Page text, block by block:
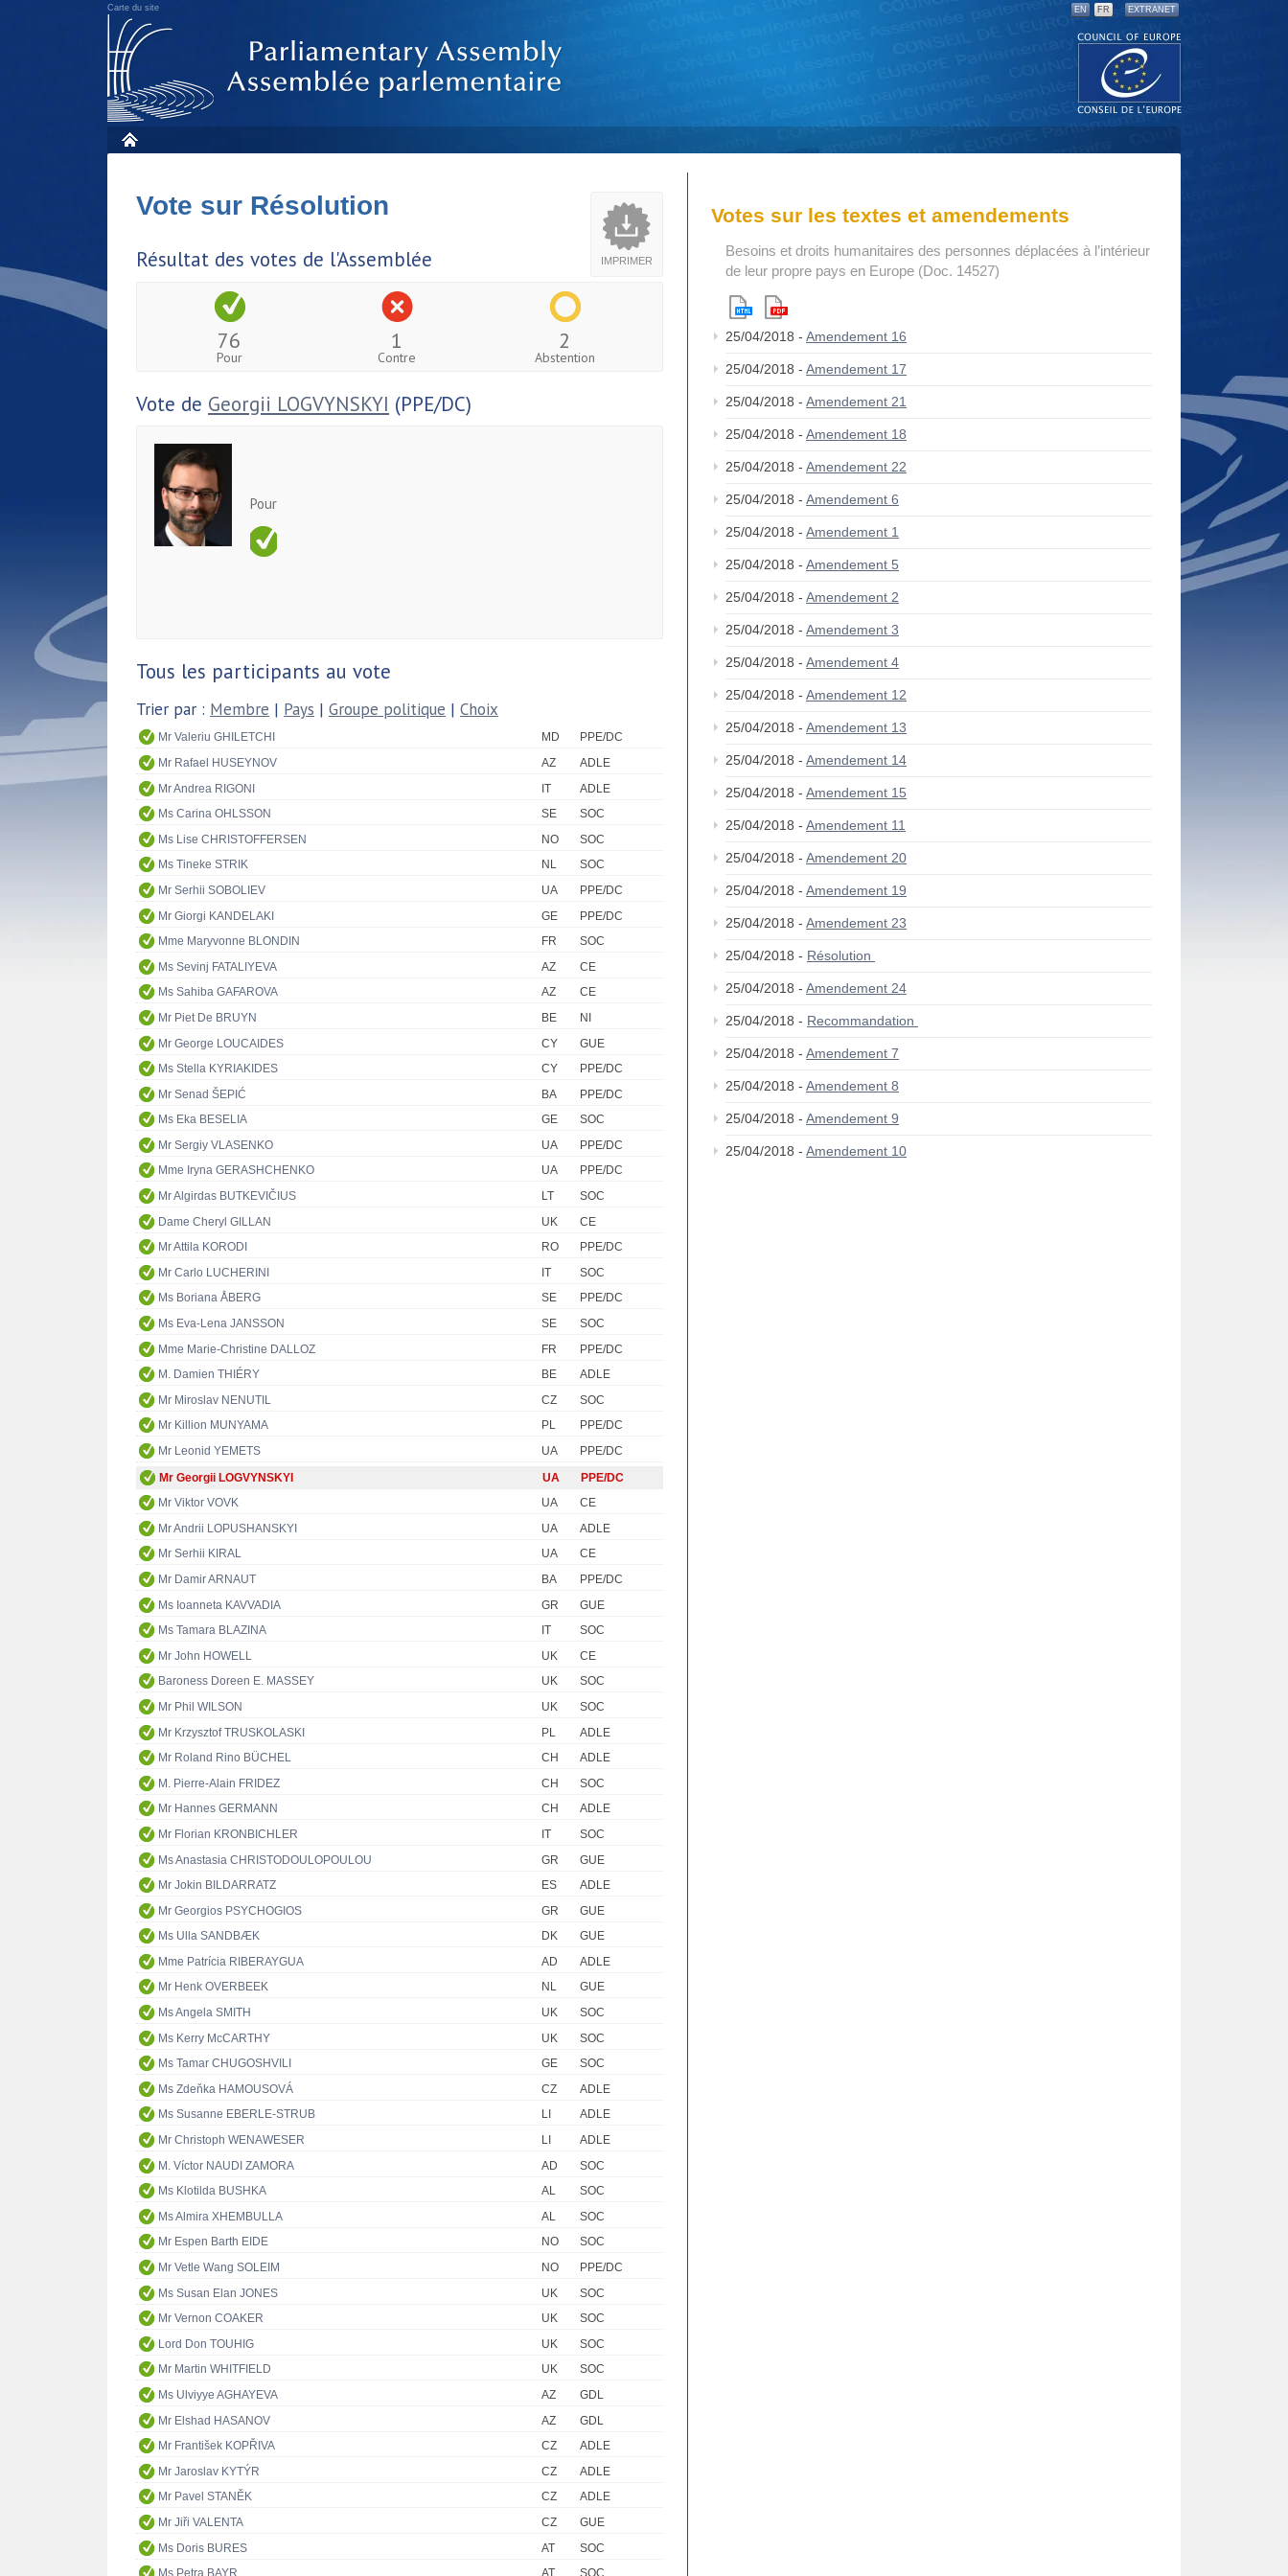
Carte du site EN FR EXTRANET
IMPRIMER
Vote sur Résolution
Résultat des votes de l'Assemblée
76
Pour
1
Contre
2
Abstention
Vote de Georgii LOGVYNSKYI (PPE/DC)
Pour
Tous les participants au vote
Trier par : Membre | Pays | Groupe politique | Choix
Mr Valeriu GHILETCHI MD
PPE/DC
Mr Rafael HUSEYNOV
AZ
ADLE
Mr Andrea RIGONI
IT
ADLE
Ms Carina OHLSSON
SE
SOC
Ms Lise CHRISTOFFERSEN
NO
SOC
Ms Tineke STRIK
NL
SOC
Mr Serhii SOBOLIEV
UA
PPE/DC
Mr Giorgi KANDELAKI
GE
PPE/DC
Mme Maryvonne BLONDIN
FR
SOC
Ms Sevinj FATALIYEVA
AZ
CE
Ms Sahiba GAFAROVA
AZ
CE
Mr Piet De BRUYN
BE
NI
Mr George LOUCAIDES
CY
GUE
Ms Stella KYRIAKIDES
CY
PPE/DC
Mr Senad ŠEPIĆ
BA
PPE/DC
Ms Eka BESELIA
GE
SOC
Mr Sergiy VLASENKO
UA
PPE/DC
Mme Iryna GERASHCHENKO
UA
PPE/DC
Mr Algirdas BUTKEVIČIUS
LT
SOC
Dame Cheryl GILLAN
UK
CE
Mr Attila KORODI
RO
PPE/DC
Mr Carlo LUCHERINI
IT
SOC
Ms Boriana ÅBERG
SE
PPE/DC
Ms Eva-Lena JANSSON
SE
SOC
Mme Marie-Christine DALLOZ
FR
PPE/DC
M. Damien THIÉRY
BE
ADLE
Mr Miroslav NENUTIL
CZ
SOC
Mr Killion MUNYAMA
PL
PPE/DC
Mr Leonid YEMETS
UA
PPE/DC
Mr Georgii LOGVYNSKYI
UA
PPE/DC
Mr Viktor VOVK
UA
CE
Mr Andrii LOPUSHANSKYI
UA
ADLE
Mr Serhii KIRAL
UA
CE
Mr Damir ARNAUT
BA
PPE/DC
Ms Ioanneta KAVVADIA
GR
GUE
Ms Tamara BLAZINA
IT
SOC
Mr John HOWELL
UK
CE
Baroness Doreen E. MASSEY
UK
SOC
Mr Phil WILSON
UK
SOC
Mr Krzysztof TRUSKOLASKI
PL
ADLE
Mr Roland Rino BÜCHEL
CH
ADLE
M. Pierre-Alain FRIDEZ
CH
SOC
Mr Hannes GERMANN
CH
ADLE
Mr Florian KRONBICHLER
IT
SOC
Ms Anastasia CHRISTODOULOPOULOU
GR
GUE
Mr Jokin BILDARRATZ
ES
ADLE
Mr Georgios PSYCHOGIOS
GR
GUE
Ms Ulla SANDBÆK
DK
GUE
Mme Patrícia RIBERAYGUA
AD
ADLE
Mr Henk OVERBEEK
NL
GUE
Ms Angela SMITH
UK
SOC
Ms Kerry McCARTHY
UK
SOC
Ms Tamar CHUGOSHVILI
GE
SOC
Ms Zdeňka HAMOUSOVÁ
CZ
ADLE
Ms Susanne EBERLE-STRUB
LI
ADLE
Mr Christoph WENAWESER
LI
ADLE
M. Víctor NAUDI ZAMORA
AD
SOC
Ms Klotilda BUSHKA
AL
SOC
Ms Almira XHEMBULLA
AL
SOC
Mr Espen Barth EIDE
NO
SOC
Mr Vetle Wang SOLEIM
NO
PPE/DC
Ms Susan Elan JONES
UK
SOC
Mr Vernon COAKER
UK
SOC
Lord Don TOUHIG
UK
SOC
Mr Martin WHITFIELD
UK
SOC
Ms Ulviyye AGHAYEVA
AZ
GDL
Mr Elshad HASANOV
AZ
GDL
Mr František KOPŘIVA
CZ
ADLE
Mr Jaroslav KYTÝR
CZ
ADLE
Mr Pavel STANĚK
CZ
ADLE
Mr Jiři VALENTA
CZ
GUE
Ms Doris BURES
AT
SOC
Ms Petra BAYR
AT SOC
Votes sur les textes et amendements
Besoins et droits humanitaires des personnes déplacées à l’intérieur
de leur propre pays en Europe (Doc. 14527)
25/04/2018 - Amendement 16
25/04/2018 - Amendement 17
25/04/2018 - Amendement 21
25/04/2018 - Amendement 18
25/04/2018 - Amendement 22
25/04/2018 - Amendement 6
25/04/2018 - Amendement 1
25/04/2018 - Amendement 5
25/04/2018 - Amendement 2
25/04/2018 - Amendement 3
25/04/2018 - Amendement 4
25/04/2018 - Amendement 12
25/04/2018 - Amendement 13
25/04/2018 - Amendement 14
25/04/2018 - Amendement 15
25/04/2018 - Amendement 11
25/04/2018 - Amendement 20
25/04/2018 - Amendement 19
25/04/2018 - Amendement 23
25/04/2018 - Résolution
25/04/2018 - Amendement 24
25/04/2018 - Recommandation
25/04/2018 - Amendement 7
25/04/2018 - Amendement 8
25/04/2018 - Amendement 9
25/04/2018 - Amendement 10